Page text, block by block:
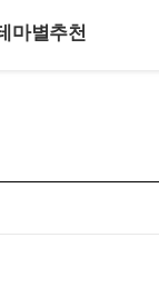
마별추천